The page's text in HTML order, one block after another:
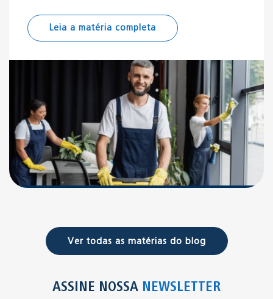
Leia a matéria completa
Ver todas as matérias do blog
ASSINE NOSSA NEWSLETTER